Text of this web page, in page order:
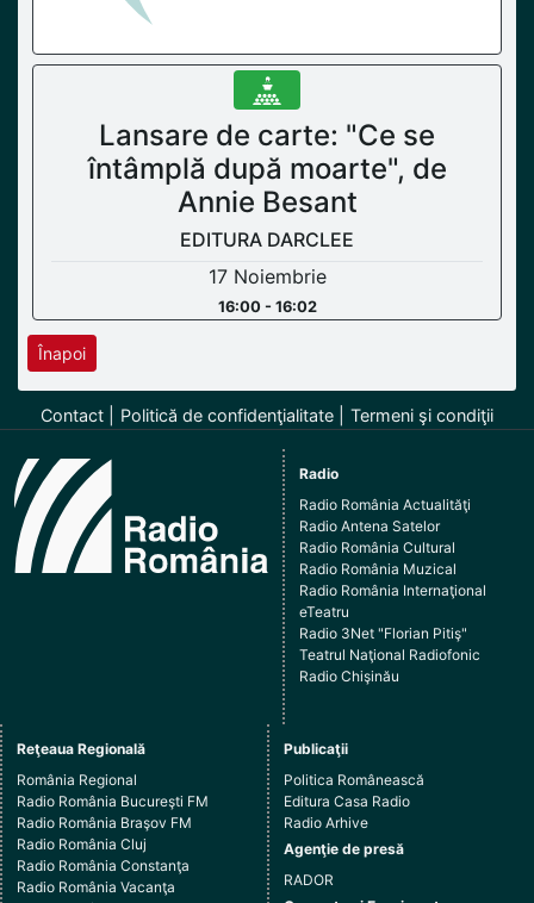
Lansare de carte: "Ce se
întâmplă după moarte", de
Annie Besant
EDITURA DARCLEE
17 Noiembrie
16:00 - 16:02
Înapoi
Contact Politică de confidenţialitate Termeni şi condiţii
Radio
Radio România Actualităţi
Radio Antena Satelor
Radio România Cultural
Radio România Muzical
Radio România Internaţional
eTeatru
Radio 3Net "Florian Pitiş"
Teatrul Naţional Radiofonic
Radio Chişinău
Reţeaua Regională
România Regional
Radio România Bucureşti FM
Radio România Braşov FM
Radio România Cluj
Radio România Constanţa
Radio România Vacanţa
Publicaţii
Politica Românească
Editura Casa Radio
Radio Arhive
Agenţie de presă
RADOR